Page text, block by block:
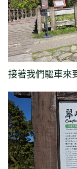
接著我們驅車來